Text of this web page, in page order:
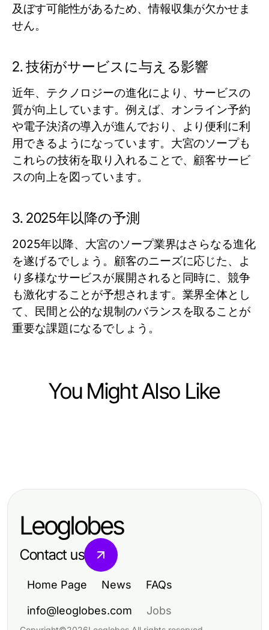
及ぼす可能性があるため、情報収集が欠かせま
せん。
2. 技術がサービスに与える影響
近年、テクノロジーの進化により、サービスの
質が向上しています。例えば、オンライン予約
や電子決済の導入が進んでおり、より便利に利
用できるようになっています。大宮のソープも
これらの技術を取り入れることで、顧客サービ
スの向上を図っています。
3. 2025年以降の予測
2025年以降、大宮のソープ業界はさらなる進化
を遂げるでしょう。顧客のニーズに応じた、よ
り多様なサービスが展開されると同時に、競争
も激化することが予想されます。業界全体とし
て、民間と公的な規制のバランスを取ることが
重要な課題になるでしょう。
You Might Also Like
Political Option Is Right for You in
Reinigungsunternehmen Dortmund:
2026
Leoglobes
Contact us
Home Page News FAQs
info@leoglobes.com Jobs